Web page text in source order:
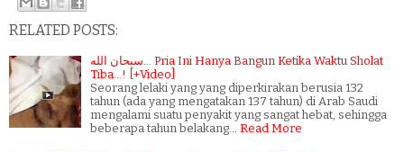
RELATED POSTS:
سبحان الله... Pria Ini Hanya Bangun Ketika Waktu Sholat
Tiba...! [+Video]
Seorang lelaki yang yang diperkirakan berusia 132
tahun (ada yang mengatakan 137 tahun) di Arab Saudi
mengalami suatu penyakit yang sangat hebat, sehingga
beberapa tahun belakang… Read More